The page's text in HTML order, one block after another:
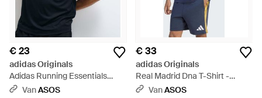
€ 23
adidas Originals
Adidas Running Essentials
Tanktop - Blauw
VanASOS
€ 33
adidas Originals
Real Madrid Dna T-Shirt -
Blauw
VanASOS